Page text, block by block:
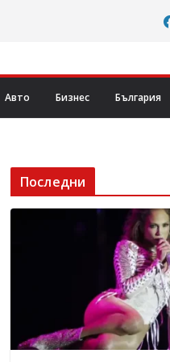
Авто Бизнес България
Последни